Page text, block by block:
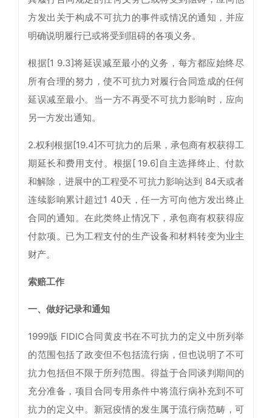
方发出关于构成不可抗力的事件或情况的通知，并应
明确说明履行已或将受到阻碍的各项义务。
根据[1 9.3]将延误减至最小的义务，每方都应始终尽
所有合理的努力，使不可抗力对履行合同造成的任何
延误减至最小。当一方不再受不可抗力影响时，应向
另一方发出通知。
2.权利根据[19.4]不可抗力的后果，承包商有权获得工
期延长和费用支付。根据[ 19.6]自主选择终止、付款
和解除，进展中的工程受不可抗力影响达到 84天或者
连续影响累计超过1 40天，任一方可向他方发出终止
合同的通知。在此类终止情况下，承包商有权获得应
付款项。已为工程支付的生产设备和材料转变为业主
财产。
索赔工作
一、做好记录和通知
1999版 FIDIC合同黄皮书在不可抗力的定义中所列举
的范围包括了政变但不包括流行病，但也说明了不可
抗力包括但不限于所列范围。得益于合同谈判期间的
充分准备，项目合同专用条件中将流行病补充到不可
抗力的定义中。新冠疫情的发生属于流行病范畴，可